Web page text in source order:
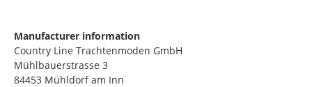
Manufacturer information
Country Line Trachtenmoden GmbH
Mühlbauerstrasse 3
84453 Mühldorf am Inn